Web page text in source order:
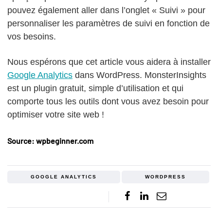
pouvez également aller dans l’onglet « Suivi » pour
personnaliser les paramètres de suivi en fonction de
vos besoins.
Nous espérons que cet article vous aidera à installer
Google Analytics dans WordPress. MonsterInsights
est un plugin gratuit, simple d’utilisation et qui
comporte tous les outils dont vous avez besoin pour
optimiser votre site web !
Source: wpbeginner.com
GOOGLE ANALYTICS WORDPRESS